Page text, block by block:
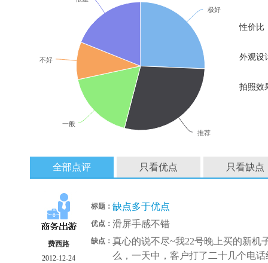
极好
推荐
一般
不好
性价比
外观设
拍照效
全部点评 只看优点 只看缺点
费西路
2012-12-24
标题： 缺点多于优点
优点： 滑屏手感不错
缺点： 真心的说不尽~我22号晚上买的新机
么，一天中，客户打了二十几个电